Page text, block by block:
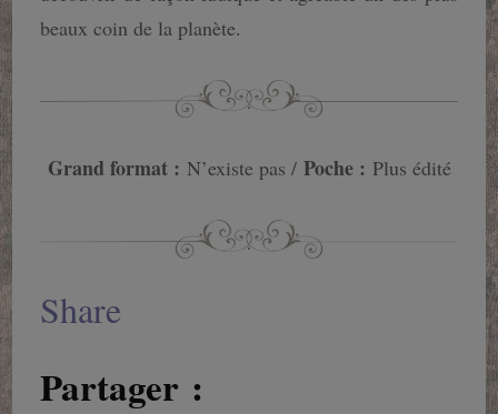
beaux coin de la planète.
Grand format : N’existe pas / Poche : Plus édité
Share
Partager :